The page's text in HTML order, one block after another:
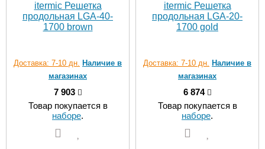
itermic Решетка
продольная LGA-40-
1700 brown
Доставка: 7-10 дн. Наличие в
магазинах
7 903
Товар покупается в
наборе.
itermic Решетка
продольная LGA-20-
1700 gold
Доставка: 7-10 дн. Наличие в
магазинах
6 874
Товар покупается в
наборе.